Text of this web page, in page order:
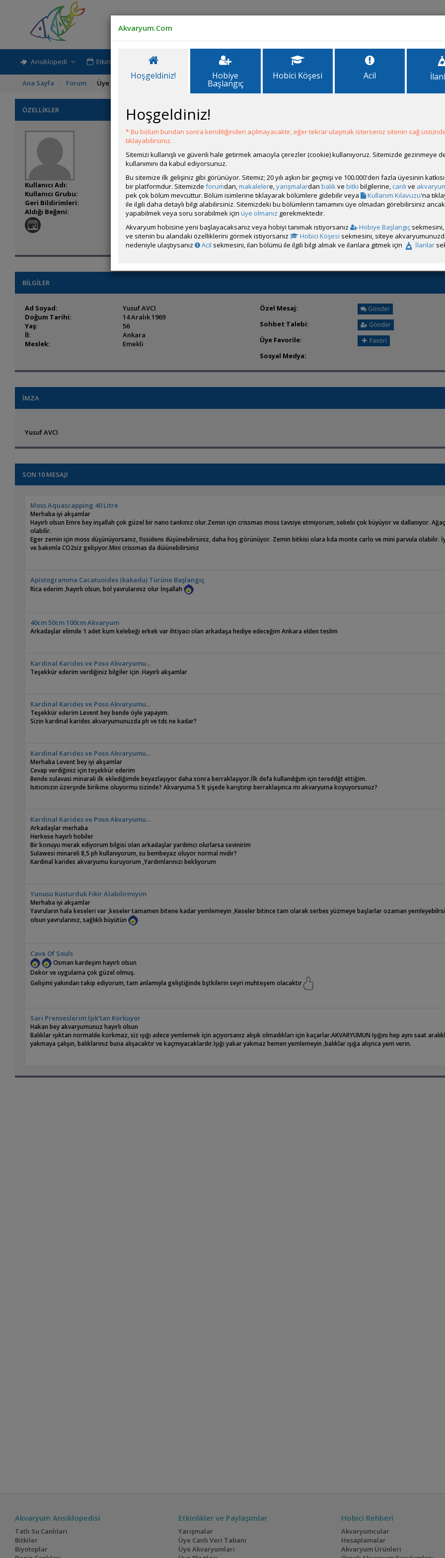
Ansiklopedi Etkinlik-Paylaşım İlanlar Forum
Ana Sayfa Forum Üye Profili
ÖZELLİKLER
Kullanıcı Adı:
Balikcidede
Kullanıcı Grubu:
Forum Üyesi
Geri Bildirimleri:
76 adet mevcut.
Aldığı Beğeni:
38
Hesap Durumu:
Aktif
Üyelik Tarihi:
13 Mayıs 2012 19:54
Paylaşım Sayisı:
0 (Son 6 Ay)
İlan Sayisı:
3
Üyenin Mesaj ve İlanlarını Gör
Üyenin Açtığı Konuları Gör
Üyeden ÖM Almayı Engelle
BİLGİLER
Ad Soyad:
Yusuf AVCI
Doğum Tarihi:
14 Aralık 1969
Yaş:
56
İl:
Ankara
Meslek:
Emekli
Özel Mesaj: Gönder
Sohbet Talebi: Gönder
Üye Favorile: Favori
Sosyal Medya:
İMZA
Yusuf AVCI
SON 10 MESAJI
Moss Aquascapping 40 Litre
Merhaba iyi akşamlar
Hayırlı olsun Emre bey inşallah çok güzel bir nano tankınız olur.Zemin için crissmas moss tavsiye etmiyorum, sebebi çok büyüyor ve dallanıyor.
olabilir.
Eger zemin için moss düşünüyorsanız, fissidens düşünebilirsiniz, daha hoş görünüyor. Zemin bitkisi olara kda monte carlo ve mini parvula olabilir.
ve bakımla CO2siz gelişiyor.Mini crissmas da düiünebilirsiniz
Apistogramma Cacatuoides (kakadu) Türüne Başlangıç
Rica ederim ,hayırlı olsun, bol yavrularınız olur İnşallah
40cm 50cm 100cm Akvaryum
Arkadaşlar elimde 1 adet kum kelebeği erkek var ihtiyacı olan arkadaşa hediye edeceğim Ankara elden teslim
Kardinal Karides ve Poso Akvaryumu...
Teşekkür ederim verdiğiniz bilgiler için .Hayırlı akşamlar
Kardinal Karides ve Poso Akvaryumu...
Teşekkür ederim Levent bey bende öyle yapayım.
Sizin kardinal karides akvaryumunuzda ph ve tds ne kadar?
Kardinal Karides ve Poso Akvaryumu...
Merhaba Levent bey iyi akşamlar
Cevap verdiğiniz için teşekkür ederim
Bende sulavasi minarali ilk eklediğimde beyazlaşıyor daha sonra berraklaşıyor.İlk defa kullandığım için tereddğt ettiğim.
Isıtıcınızın üzerşnde birikme oluyormu sizinde? Akvaryuma 5 lt şişede karıştırıp berraklaşınca mı akvaryuma koyuyorsunuz?
Kardinal Karides ve Poso Akvaryumu...
Arkadaşlar merhaba
Herkese hayırlı hobiler
Bir konuyu merak ediyorum bilgisi olan arkadaşlar yardımcı olurlarsa sevinirim
Sulawesi minareli 8,5 ph kullanıyorum, su bembeyaz oluyor normal midir?
Kardinal karides akvaryumu kuruyorum ,Yardımlarınızı bekliyorum
Yunusu Kusturduk Fikir Alabilirmiyim
Merhaba iyi akşamlar
Yavruların hala keseleri var ,keseler tamamen bitene kadar yemlemeyin ,Keseler bitince tam olarak serbes yüzmeye başlarlar ozaman
olsun yavrularınız, sağlıklı büyütün
Cave Of Souls
Osman kardeşim hayırlı olsun
Dekor ve uygulama çok güzel olmuş.
Gelişimi yakından takip ediyorum, tam anlamıyla geliştiğinde bştkilerin seyri muhteşem olacaktır
Sarı Prenseslerim Işık’tan Korkuyor
Hakan bey akvaryumunuz hayırlı olsun
Balıklar ışıktan normalde korkmaz, siz ışığı adece yemlemek için açıyorsanız alışık olmadıkları için kaçarlar.AKVARYUMUN Işığını hep aynı saat
yakmaya çalışın, balıklarınız buna alışacaktır ve kaçmıyacaklardır.Işığı yakar yakmaz hemen yemlemeyin ,balıklar ışığa alışnca yem verin.
Akvaryum Ansiklopedisi
Tatlı Su Canlıları
Bitkiler
Biyotoplar
Etkinlikler ve Paylaşımlar
Yarışmalar
Üye Canlı Veri Tabanı
Üye Akvaryumları
Hobici Rehberi
Akvaryumcular
Hesaplamalar
Akvaryum Ürünleri
Akvaryum.Com
Hoşgeldiniz! Hobiye
Başlangıç
Hobici Köşesi Acil
Hoşgeldiniz!
* Bu bölüm bundan sonra kendiliğinden açılmayacaktır, eğer tekrar ulaşmak isterseniz sitenin sağ
tıklayabilirsiniz.
Sitemizi kullanışlı ve güvenli hale getirmek amacıyla çerezler (cookie) kullanıyoruz. Sitemizde gezinmeye
kullanımını da kabul ediyorsunuz.
Bu sitemize ilk gelişiniz gibi görünüyor. Sitemiz; 20 yılı aşkın bir geçmişi ve 100.000'den fazla üyesinin
bir platformdur. Sitemizde forumdan,makalelere,yarışmalardan balıkve bitki bilgilerine, canlı ve
pek çok bölüm mevcuttur. Bölüm isimlerine tıklayarak bölümlere gidebilir veya
Kullanım Kılavuzu'na
ile ilgili daha detaylı bilgi alabilirsiniz. Sitemizdeki bu bölümlerin tamamını üye olmadan görebilirsiniz
yapabilmek veya soru sorabilmek için üye olmanız gerekmektedir.
Akvaryum hobisine yeni başlayacaksanız veya hobiyi tanımak istiyorsanız
Hobiye Başlangıç
ve sitenin bu alandaki özelliklerini görmek istiyorsanız
Hobici Köşesi sekmesini, siteye
nedeniyle ulaştıysanız
Acil sekmesini, ilan bölümü ile ilgili bilgi almak ve ilanlara gitmek için İlanlar